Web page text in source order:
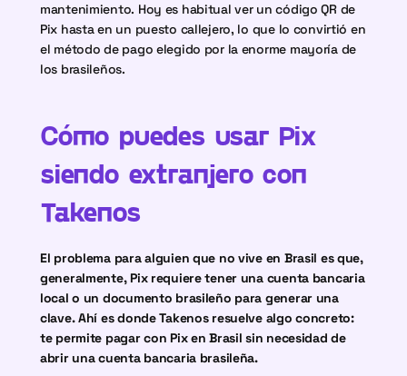
mantenimiento. Hoy es habitual ver un código QR de
Pix hasta en un puesto callejero, lo que lo convirtió en
el método de pago elegido por la enorme mayoría de
los brasileños.
Cómo puedes usar Pix
siendo extranjero con
Takenos
El problema para alguien que no vive en Brasil es que,
generalmente, Pix requiere tener una cuenta bancaria
local o un documento brasileño para generar una
clave. Ahí es donde Takenos resuelve algo concreto:
te permite pagar con Pix en Brasil sin necesidad de
abrir una cuenta bancaria brasileña.